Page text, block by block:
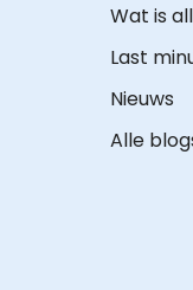
Wat is
Last
Nieuws
Alle